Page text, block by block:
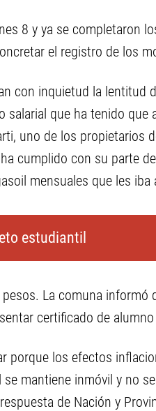
8 y ya se completaron
el registro de los
con inquietud la lentitud
salarial que ha tenido que
uno de los propietarios
cumplido con su parte
mensuales que les iba
estudiantil
La comuna informó
certificado de alumno
porque los efectos
mantiene inmóvil y no
de Nación y